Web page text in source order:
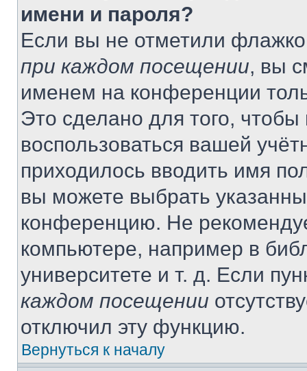
имени и пароля?
Если вы не отметили
при каждом посещении, вы
именем на конференции
Это сделано для того, чтобы
воспользоваться вашей
приходилось вводить имя
вы можете выбрать
конференцию. Не
компьютере, например в
университете и т. д. Если
каждом посещении
отключил эту функцию.
Вернуться к началу